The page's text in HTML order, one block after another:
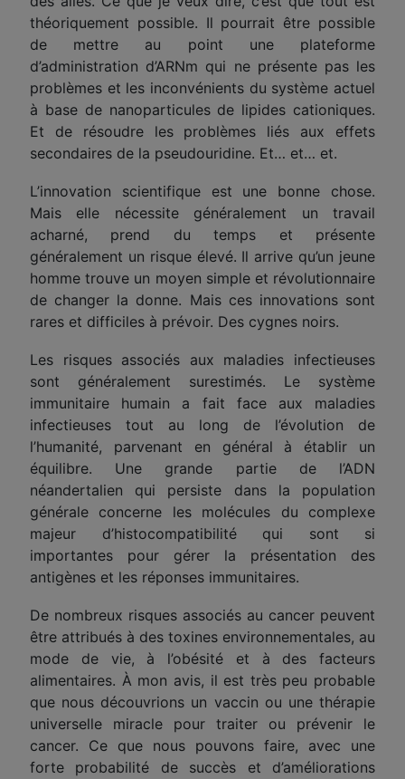
théoriquement possible. Il pourrait être possible
de mettre au point une plateforme
d’administration d’ARNm qui ne présente pas les
problèmes et les inconvénients du système actuel
à base de nanoparticules de lipides cationiques.
Et de résoudre les problèmes liés aux effets
secondaires de la pseudouridine. Et… et… et.
L’innovation scientifique est une bonne chose.
Mais elle nécessite généralement un travail
acharné, prend du temps et présente
généralement un risque élevé. Il arrive qu’un jeune
homme trouve un moyen simple et révolutionnaire
de changer la donne. Mais ces innovations sont
rares et difficiles à prévoir. Des cygnes noirs.
Les risques associés aux maladies infectieuses
sont généralement surestimés. Le système
immunitaire humain a fait face aux maladies
infectieuses tout au long de l’évolution de
l’humanité, parvenant en général à établir un
équilibre. Une grande partie de l’ADN
néandertalien qui persiste dans la population
générale concerne les molécules du complexe
majeur d’histocompatibilité qui sont si
importantes pour gérer la présentation des
antigènes et les réponses immunitaires.
De nombreux risques associés au cancer peuvent
être attribués à des toxines environnementales, au
mode de vie, à l’obésité et à des facteurs
alimentaires. À mon avis, il est très peu probable
que nous découvrions un vaccin ou une thérapie
universelle miracle pour traiter ou prévenir le
cancer. Ce que nous pouvons faire, avec une
forte probabilité de succès et d’améliorations